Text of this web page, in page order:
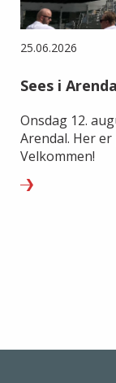
25.06.2026
Sees i
Onsdag 12.
Arendal. Her
Velkommen!